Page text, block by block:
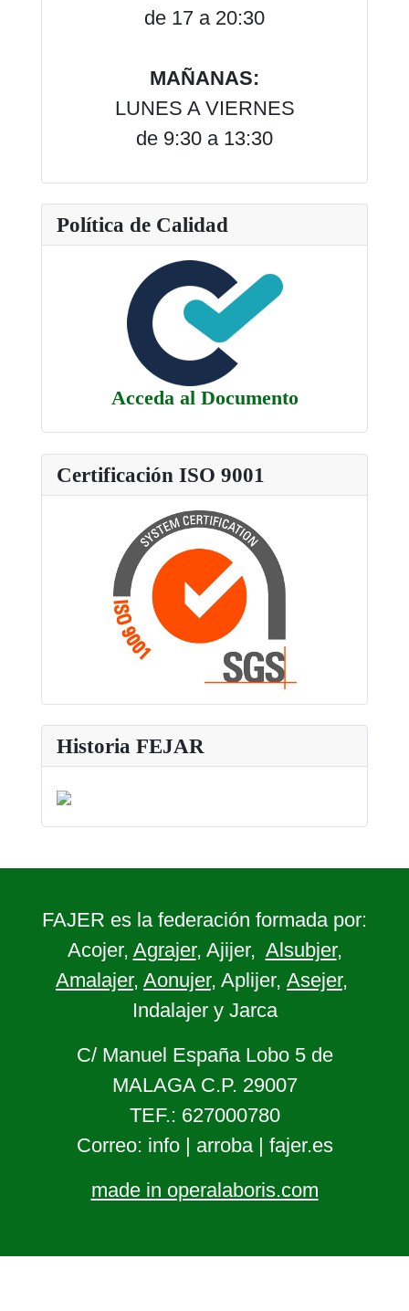
de 17 a 20:30
MAÑANAS:
LUNES A VIERNES
de 9:30 a 13:30
Política de Calidad
Acceda al Documento
Certificación ISO 9001
Historia FEJAR
FAJER es la federación formada por:
Acojer, Agrajer, Ajijer, Alsubjer,
Amalajer, Aonujer, Aplijer, Asejer,
Indalajer y Jarca
C/ Manuel España Lobo 5 de
MALAGA C.P. 29007
TEF.: 627000780
Correo: info | arroba | fajer.es
made in operalaboris.com